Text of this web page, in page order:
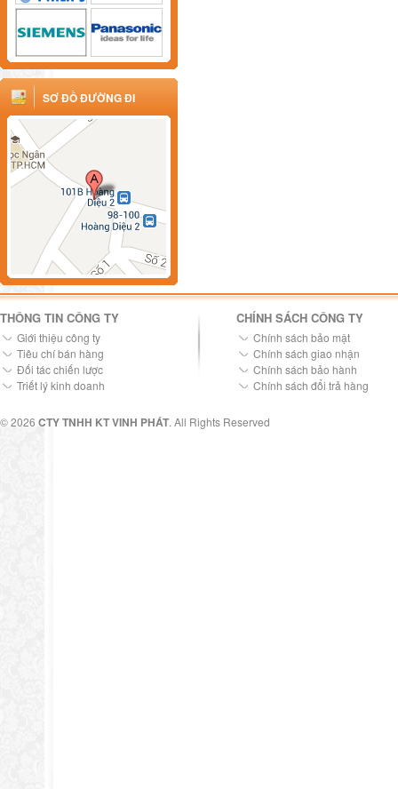
SƠ ĐỒ ĐƯỜNG ĐI
THÔNG TIN CÔNG TY
Giới thiệu công ty
Tiêu chí bán hàng
Đối tác chiến lược
Triết lý kinh doanh
CHÍNH SÁCH CÔNG TY
Chính sách bảo mật
Chính sách giao nhận
Chính sách bảo hành
Chính sách đổi trả hàng
© 2026 CTY TNHH KT VINH PHÁT. All Rights Reserved